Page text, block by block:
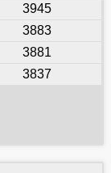
3945
3883
3881
3837